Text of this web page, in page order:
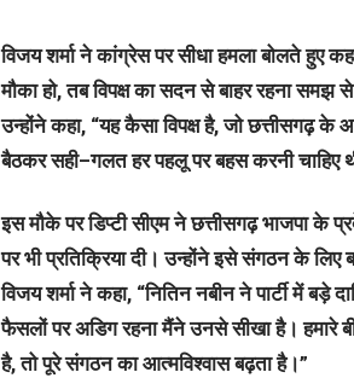
विजय शर्मा ने कांग्रेस पर सीधा हमला बोलते
मौका हो, तब विपक्ष का सदन से बाहर रहना समझ
उन्होंने कहा, “यह कैसा विपक्ष है, जो छत्तीसगढ़ के
बैठकर सही–गलत हर पहलू पर बहस करनी चाहिए
इस मौके पर डिप्टी सीएम ने छत्तीसगढ़ भाजपा के
पर भी प्रतिक्रिया दी। उन्होंने इसे संगठन के लिए
विजय शर्मा ने कहा, “नितिन नबीन ने पार्टी में बड़े
फैसलों पर अडिग रहना मैंने उनसे सीखा है। हमारे
है, तो पूरे संगठन का आत्मविश्वास बढ़ता है।”